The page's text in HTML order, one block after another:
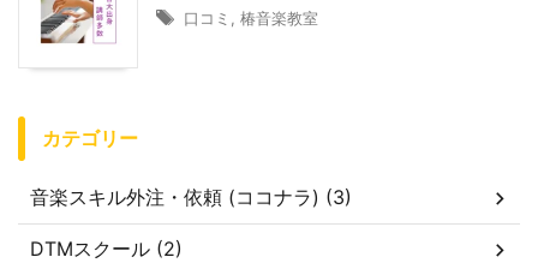
口コミ 椿音楽教室
カテゴリー
音楽スキル外注・依頼 (ココナラ) (3)
DTMスクール (2)